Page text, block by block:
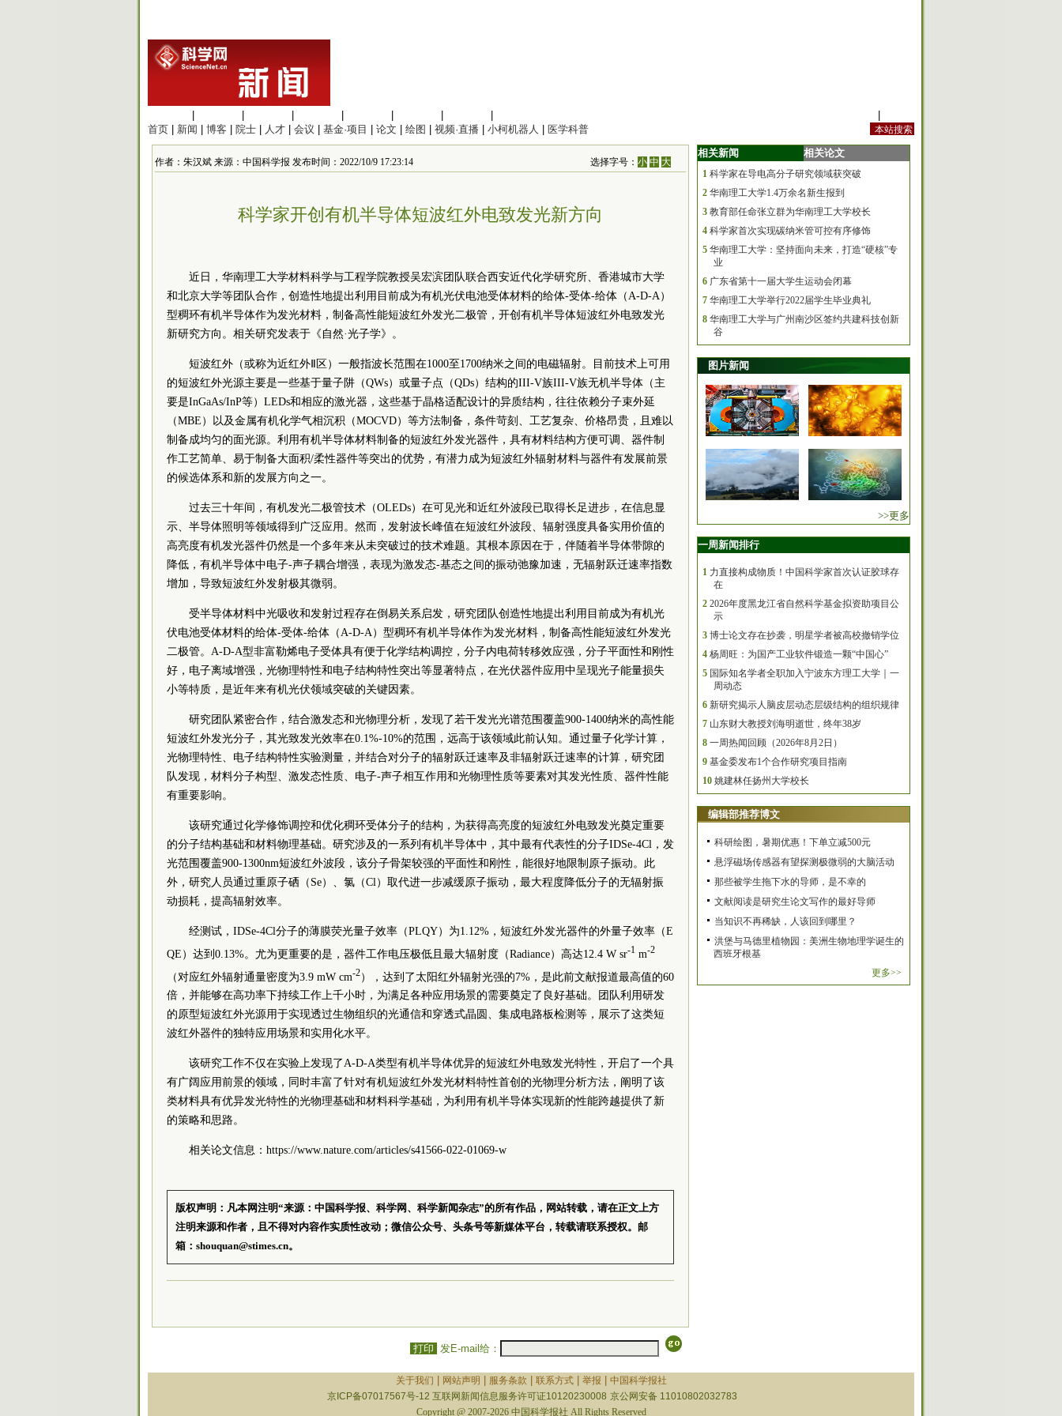
首页
新闻 博客 院士 人才 会议 基金·项目 论文 绘图 视频·直播 小柯机器人 医学科普
作者：朱汉斌 来源：中国科学报 发布时间：2022/10/9 17:23:14 选择字号：小 中 大
科学家开创有机半导体短波红外电致发光新方向
近日，华南理工大学材料科学与工程学院教授吴宏滨团队联合西安近代化学研究所、香港城市大学
和北京大学等团队合作，创造性地提出利用目前成为有机光伏电池受体材料的给体-受体-给体（A-D-A）
型稠环有机半导体作为发光材料，制备高性能短波红外发光二极管，开创有机半导体短波红外电致发光
新研究方向。相关研究发表于《自然·光子学》。
短波红外（或称为近红外Ⅱ区）一般指波长范围在1000至1700纳米之间的电磁辐射。目前技术上可用
的短波红外光源主要是一些基于量子阱（QWs）或量子点（QDs）结构的III-V族III-V族无机半导体（主
要是InGaAs/InP等）LEDs和相应的激光器，这些基于晶格适配设计的异质结构，往往依赖分子束外延
（MBE）以及金属有机化学气相沉积（MOCVD）等方法制备，条件苛刻、工艺复杂、价格昂贵，且难以
制备成均匀的面光源。利用有机半导体材料制备的短波红外发光器件，具有材料结构方便可调、器件制
作工艺简单、易于制备大面积/柔性器件等突出的优势，有潜力成为短波红外辐射材料与器件有发展前景
的候选体系和新的发展方向之一。
过去三十年间，有机发光二极管技术（OLEDs）在可见光和近红外波段已取得长足进步，在信息显
示、半导体照明等领域得到广泛应用。然而，发射波长峰值在短波红外波段、辐射强度具备实用价值的
高亮度有机发光器件仍然是一个多年来从未突破过的技术难题。其根本原因在于，伴随着半导体带隙的
降低，有机半导体中电子-声子耦合增强，表现为激发态-基态之间的振动弛豫加速，无辐射跃迁速率指数
增加，导致短波红外发射极其微弱。
受半导体材料中光吸收和发射过程存在倒易关系启发，研究团队创造性地提出利用目前成为有机光
伏电池受体材料的给体-受体-给体（A-D-A）型稠环有机半导体作为发光材料，制备高性能短波红外发光
二极管。A-D-A型非富勒烯电子受体具有便于化学结构调控，分子内电荷转移效应强，分子平面性和刚性
好，电子离域增强，光物理特性和电子结构特性突出等显著特点，在光伏器件应用中呈现光子能量损失
小等特质，是近年来有机光伏领域突破的关键因素。
研究团队紧密合作，结合激发态和光物理分析，发现了若干发光光谱范围覆盖900-1400纳米的高性能
短波红外发光分子，其光致发光效率在0.1%-10%的范围，远高于该领域此前认知。通过量子化学计算，
光物理特性、电子结构特性实验测量，并结合对分子的辐射跃迁速率及非辐射跃迁速率的计算，研究团
队发现，材料分子构型、激发态性质、电子-声子相互作用和光物理性质等要素对其发光性质、器件性能
有重要影响。
该研究通过化学修饰调控和优化稠环受体分子的结构，为获得高亮度的短波红外电致发光奠定重要
的分子结构基础和材料物理基础。研究涉及的一系列有机半导体中，其中最有代表性的分子IDSe-4Cl，发
光范围覆盖900-1300nm短波红外波段，该分子骨架较强的平面性和刚性，能很好地限制原子振动。此
外，研究人员通过重原子硒（Se）、氯（Cl）取代进一步减缓原子振动，最大程度降低分子的无辐射振
动损耗，提高辐射效率。
经测试，IDSe-4Cl分子的薄膜荧光量子效率（PLQY）为1.12%，短波红外发光器件的外量子效率（E
QE）达到0.13%。尤为更重要的是，器件工作电压极低且最大辐射度（Radiance）高达12.4 W sr-1 m-2
（对应红外辐射通量密度为3.9 mW cm-2），达到了太阳红外辐射光强的7%，是此前文献报道最高值的60
倍，并能够在高功率下持续工作上千小时，为满足各种应用场景的需要奠定了良好基础。团队利用研发
的原型短波红外光源用于实现透过生物组织的光通信和穿透式晶圆、集成电路板检测等，展示了这类短
波红外器件的独特应用场景和实用化水平。
该研究工作不仅在实验上发现了A-D-A类型有机半导体优异的短波红外电致发光特性，开启了一个具
有广阔应用前景的领域，同时丰富了针对有机短波红外发光材料特性首创的光物理分析方法，阐明了该
类材料具有优异发光特性的光物理基础和材料科学基础，为利用有机半导体实现新的性能跨越提供了新
的策略和思路。
相关论文信息：https://www.nature.com/articles/s41566-022-01069-w
版权声明：凡本网注明“来源：中国科学报、科学网、科学新闻杂志”的所有作品，网站转载，请在正文上方
注明来源和作者，且不得对内容作实质性改动；微信公众号、头条号等新媒体平台，转载请联系授权。邮
箱：shouquan@stimes.cn。
打印 发E-mail给：
相关新闻 相关论文
1 科学家在导电高分子研究领域获突破
2 华南理工大学1.4万余名新生报到
3 教育部任命张立群为华南理工大学校长
4 科学家首次实现碳纳米管可控有序修饰
5 华南理工大学：坚持面向未来，打造“硬核”专
业
6 广东省第十一届大学生运动会闭幕
7 华南理工大学举行2022届学生毕业典礼
8 华南理工大学与广州南沙区签约共建科技创新
谷
图片新闻
>>更多
一周新闻排行
1 力直接构成物质！中国科学家首次认证胶球存
在
2 2026年度黑龙江省自然科学基金拟资助项目公
示
3 博士论文存在抄袭，明星学者被高校撤销学位
4 杨周旺：为国产工业软件锻造一颗“中国心”
5 国际知名学者全职加入宁波东方理工大学｜一
周动态
6 新研究揭示人脑皮层动态层级结构的组织规律
7 山东财大教授刘海明逝世，终年38岁
8 一周热闻回顾（2026年8月2日）
9 基金委发布1个合作研究项目指南
10 姚建林任扬州大学校长
编辑部推荐博文
科研绘图，暑期优惠！下单立减500元
悬浮磁场传感器有望探测极微弱的大脑活动
那些被学生拖下水的导师，是不幸的
文献阅读是研究生论文写作的最好导师
当知识不再稀缺，人该回到哪里？
洪堡与马德里植物园：美洲生物地理学诞生的
西班牙根基
更多>>
关于我们 网站声明 服务条款 联系方式| 举报
中国科学报社
京ICP备07017567号-12 互联网新闻信息服务许可证10120230008 京公网安备 11010802032783
Copyright @ 2007-2026 中国科学报社 All Rights Reserved